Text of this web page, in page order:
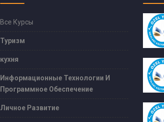
Все Курсы
Туризм
кухня
Информационные Технологии И
Программное Обеспечение
Личное Развитие